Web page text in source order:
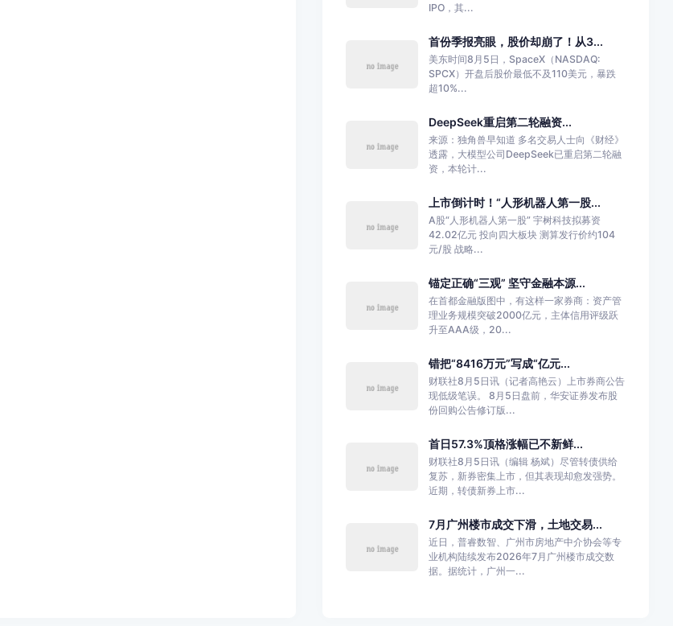
IPO，其...
首份季报亮眼，股价却崩了！从3...
美东时间8月5日，SpaceX（NASDAQ:
SPCX）开盘后股价最低不及110美元，暴跌
超10%...
DeepSeek重启第二轮融资...
来源：独角兽早知道 多名交易人士向《财经》
透露，大模型公司DeepSeek已重启第二轮融
资，本轮计...
上市倒计时！“人形机器人第一股...
A股“人形机器人第一股” 宇树科技拟募资
42.02亿元 投向四大板块 测算发行价约104
元/股 战略...
锚定正确“三观” 坚守金融本源...
在首都金融版图中，有这样一家券商：资产管
理业务规模突破2000亿元，主体信用评级跃
升至AAA级，20...
错把“8416万元”写成“亿元...
财联社8月5日讯（记者高艳云）上市券商公告
现低级笔误。 8月5日盘前，华安证券发布股
份回购公告修订版...
首日57.3%顶格涨幅已不新鲜...
财联社8月5日讯（编辑 杨斌）尽管转债供给
复苏，新券密集上市，但其表现却愈发强势。
近期，转债新券上市...
7月广州楼市成交下滑，土地交易...
近日，普睿数智、广州市房地产中介协会等专
业机构陆续发布2026年7月广州楼市成交数
据。据统计，广州一...